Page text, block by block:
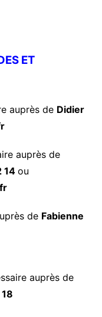
ET
auprès de Didier
auprès de
14 ou
de Fabienne
auprès de